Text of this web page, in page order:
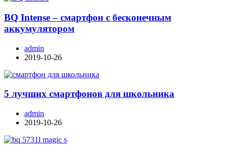
BQ Intense – смартфон с бесконечным
аккумулятором
admin
2019-10-26
5 лучших смартфонов для школьника
admin
2019-10-26